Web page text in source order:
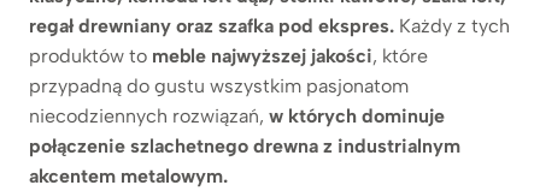
regał drewniany oraz szafka pod ekspres. Każdy z tych
produktów to meble najwyższej jakości, które
przypadną do gustu wszystkim pasjonatom
niecodziennych rozwiązań, w których dominuje
połączenie szlachetnego drewna z industrialnym
akcentem metalowym.